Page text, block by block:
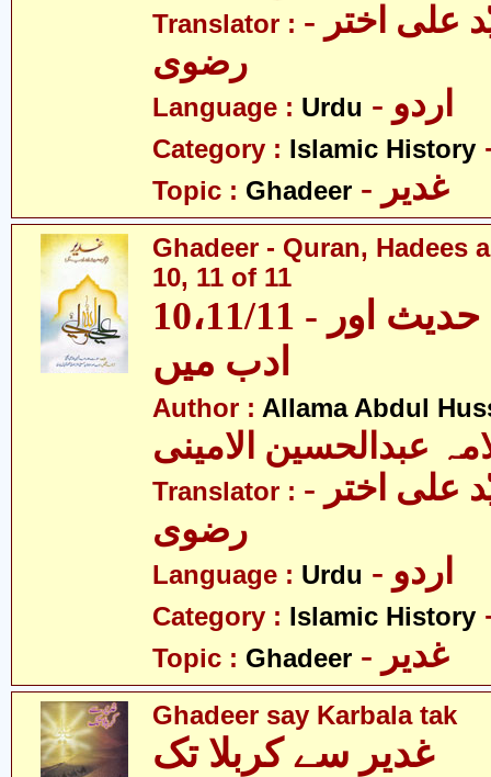
Translator : - مولانا سیّد علی اختر
رضوی
Language : Urdu - اردو
Category : Islamic History
Topic : Ghadeer - غدیر
Ghadeer - Quran, Hadees
10, 11 of 11
10،11/11 - غدیر - قرآن، حدیث اور
ادب میں
Author : Allama Abdul
عبدالحسین الامینی
Translator : - مولانا سیّد علی اختر
رضوی
Language : Urdu - اردو
Category : Islamic History
Topic : Ghadeer - غدیر
Ghadeer say Karbala tak
غدیر سے کربلا تک